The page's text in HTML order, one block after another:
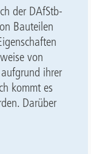
der DAfStb-
Bauteilen
von
ihrer
kommt es
Darüber